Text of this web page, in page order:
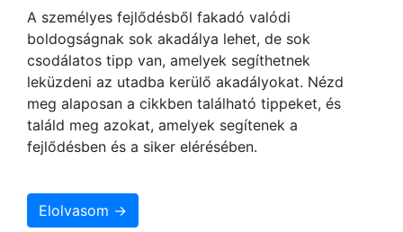
A személyes fejlődésből fakadó valódi
boldogságnak sok akadálya lehet, de sok
csodálatos tipp van, amelyek segíthetnek
leküzdeni az utadba kerülő akadályokat. Nézd
meg alaposan a cikkben található tippeket, és
találd meg azokat, amelyek segítenek a
fejlődésben és a siker elérésében.
Elolvasom →